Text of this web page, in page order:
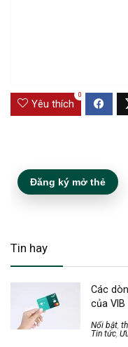
Yêu thích
0
Đăng ký mở thẻ
Tin hay
Các
của VIB
Nổi bật,
Tin tức,